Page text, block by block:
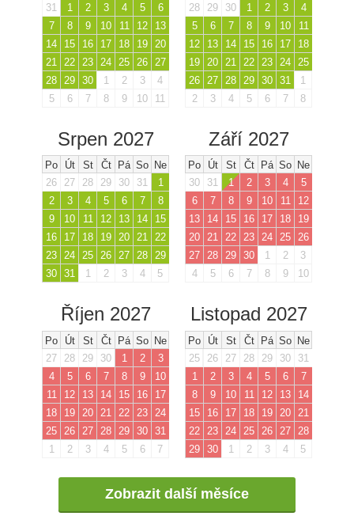
31
1 2 3 4 5
6
7
8 9 10 11 12
13
14
15 16 17 18 19
20
21
22 23 24 25 26
27
28
29 30 1 2 3
4
5
6 7 8 9 10 11
28
29 30 1 2 3
4
5
6 7 8 9 10
11
12
13 14 15 16 17
18
19
20 21 22 23 24
25
26
27 28 29 30 31
1
2
3 4 5 6 7 8
Srpen 2027
Po Út St Čt Pá So Ne
26
27 28 29 30 31
1
2
3 4 5 6 7
8
9
10 11 12 13 14
15
16
17 18 19 20 21 22
23 24 25 26 27 28 29
30 31 1 2 3 4 5
Září 2027
Po Út St Čt Pá So Ne
30
31 1 2 3 4
5
6
7 8 9 10 11
12
13
14 15 16 17 18
19
20 21 22 23 24 25 26
27 28 29 30 1 2
3
4
5 6 7 8 9 10
Říjen 2027
Po Út St Čt Pá So Ne
27
28 29 30 1 2
3
4
5 6 7 8 9
10
11
12 13 14 15 16
17
18
19 20 21 22 23
24
25
26 27 28 29 30 31
1
2 3 4 5 6 7
Listopad 2027
Po Út St Čt Pá So Ne
25
26 27 28 29 30
31
1
2 3 4 5 6
7
8
9 10 11 12 13
14
15
16 17 18 19 20
21
22
23 24 25 26 27
28
29 30 1 2 3 4 5
Zobrazit další měsíce